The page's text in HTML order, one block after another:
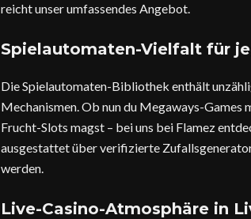
reicht unser umfassendes Angebot.
Spielautomaten-Vielfalt für
Die Spielautomaten-Bibliothek enthält
Mechanismen. Ob nun du Megaways-
Frucht-Slots magst – bei uns bei Flamez
ausgestattet über verifizierte
werden.
Live-Casino-Atmosphäre in